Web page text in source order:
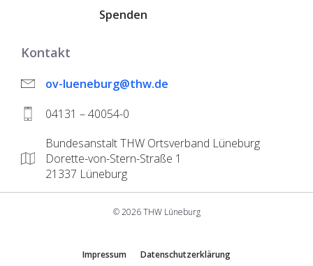
Spenden
Kontakt
ov-lueneburg@thw.de
04131 – 40054-0
Bundesanstalt THW Ortsverband Lüneburg
Dorette-von-Stern-Straße 1
21337 Lüneburg
© 2026 THW Lüneburg
Impressum Datenschutzerklärung